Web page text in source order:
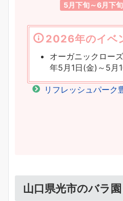
5月下旬～6月下旬
2026年のイベ
オーガニックロー
年5月1日(金)～5月
リフレッシュパーク
山口県光市のバラ